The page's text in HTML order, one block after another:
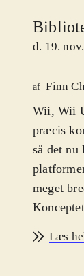
d. 19.
af Finn
Wii, Wii
præcis
så det nu
meget
hysterisk
Læs